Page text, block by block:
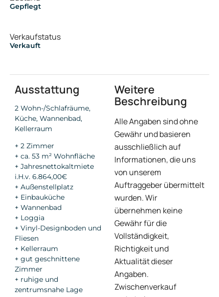
Gepflegt
Verkaufstatus
Verkauft
Ausstattung
2 Wohn-/Schlafräume,
Küche, Wannenbad,
Kellerraum
+ 2 Zimmer
+ ca. 53 m² Wohnfläche
+ Jahresnettokaltmiete
i.H.v. 6.864,00€
+ Außenstellplatz
+ Einbauküche
+ Wannenbad
+ Loggia
+ Vinyl-Designboden und
Fliesen
+ Kellerraum
+ gut geschnittene
Zimmer
+ ruhige und
zentrumsnahe Lage
Weitere
Beschreibung
Alle Angaben sind ohne
Gewähr und basieren
ausschließlich auf
Informationen, die uns
von unserem
Auftraggeber übermittelt
wurden. Wir
übernehmen keine
Gewähr für die
Vollständigkeit,
Richtigkeit und
Aktualität dieser
Angaben.
Zwischenverkauf